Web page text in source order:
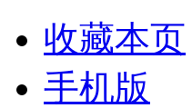
收藏本页
手机版